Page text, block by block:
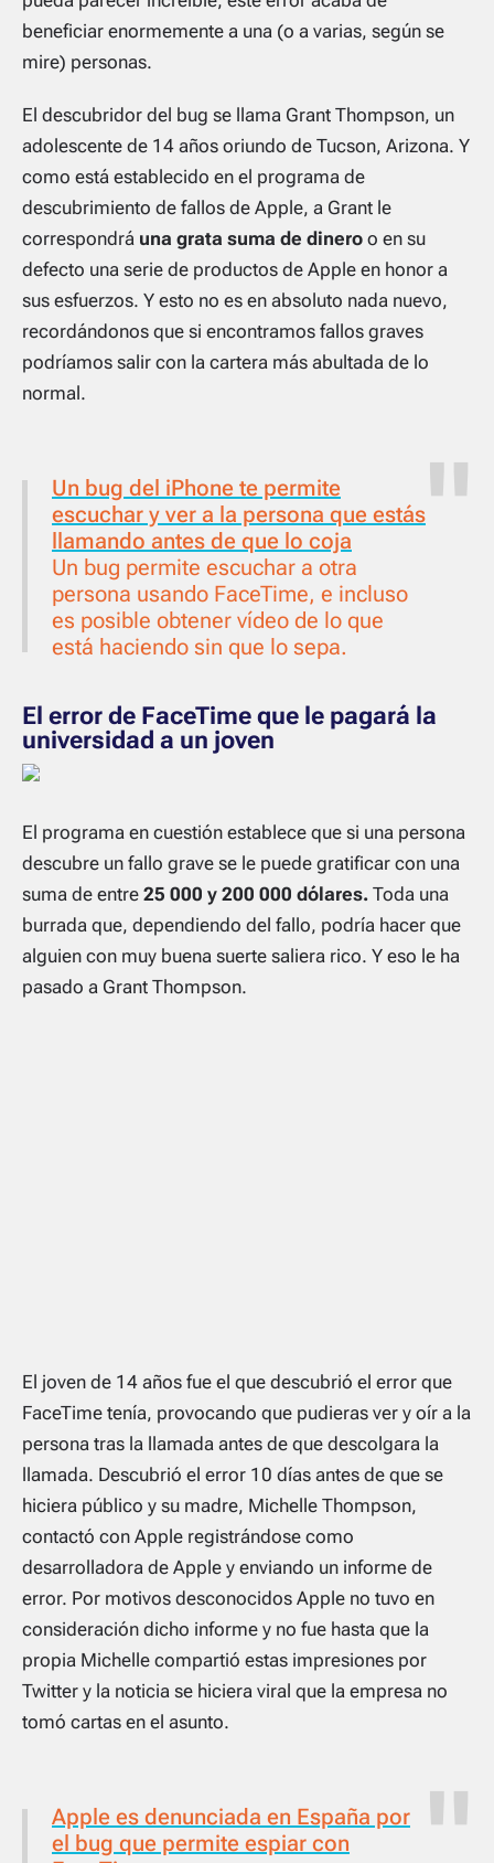
beneficiar enormemente a una (o a varias, según se
mire) personas.
El descubridor del bug se llama Grant Thompson, un
adolescente de 14 años oriundo de Tucson, Arizona. Y
como está establecido en el programa de
descubrimiento de fallos de Apple, a Grant le
correspondrá una grata suma de dinero o en su
defecto una serie de productos de Apple en honor a
sus esfuerzos. Y esto no es en absoluto nada nuevo,
recordándonos que si encontramos fallos graves
podríamos salir con la cartera más abultada de lo
normal.
Un bug del iPhone te permite
escuchar y ver a la persona que estás
llamando antes de que lo coja
Un bug permite escuchar a otra
persona usando FaceTime, e incluso
es posible obtener vídeo de lo que
está haciendo sin que lo sepa.
El error de FaceTime que le pagará la
universidad a un joven
El programa en cuestión establece que si una persona
descubre un fallo grave se le puede gratificar con una
suma de entre 25 000 y 200 000 dólares. Toda una
burrada que, dependiendo del fallo, podría hacer que
alguien con muy buena suerte saliera rico. Y eso le ha
pasado a Grant Thompson.
El joven de 14 años fue el que descubrió el error que
FaceTime tenía, provocando que pudieras ver y oír a la
persona tras la llamada antes de que descolgara la
llamada. Descubrió el error 10 días antes de que se
hiciera público y su madre, Michelle Thompson,
contactó con Apple registrándose como
desarrolladora de Apple y enviando un informe de
error. Por motivos desconocidos Apple no tuvo en
consideración dicho informe y no fue hasta que la
propia Michelle compartió estas impresiones por
Twitter y la noticia se hiciera viral que la empresa no
tomó cartas en el asunto.
Apple es denunciada en España por
el bug que permite espiar con